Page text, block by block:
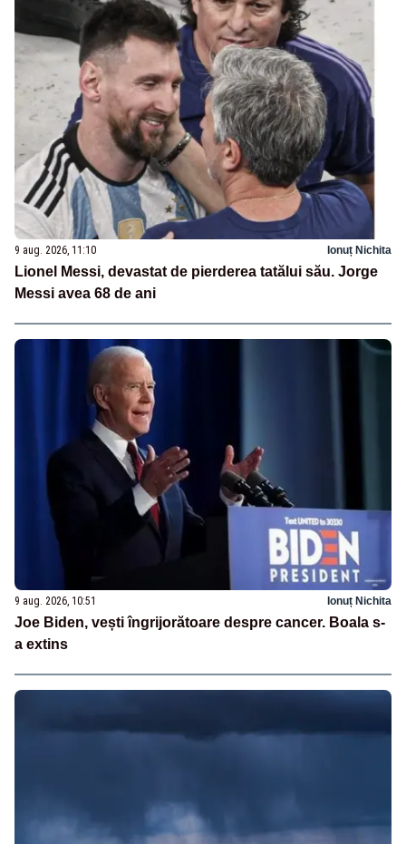
9 aug. 2026, 11:10 Ionuț Nichita
Lionel Messi, devastat de pierderea tatălui său. Jorge
Messi avea 68 de ani
9 aug. 2026, 10:51 Ionuț Nichita
Joe Biden, vești îngrijorătoare despre cancer. Boala s-
a extins